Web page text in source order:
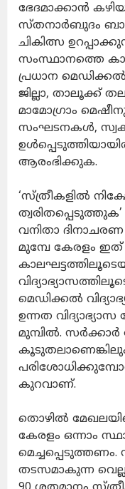
ഭേദമാക്കാന്‍
സ്തനാര്‍ബുദം
ചികിത്സ
സംസ്ഥാനത്തെ
പ്രധാന
ജില്ലാ, താലൂക്ക്
മാമോഗ്രാം
സംഘടനകള്‍,
ആരംഭിക്കുക.
‘സ്ത്രീകളില്‍
വനിതാ
മുമ്പേ കേരളം
മെഡിക്കല്‍
ഉന്നത
മുമ്പില്‍. സര്‍ക്കാര്‍
കുറവാണ്.
തൊഴില്‍
കേരളം ഒന്നാം
മെച്ചപ്പെടുത്തണം.
തടസമാകുന്ന